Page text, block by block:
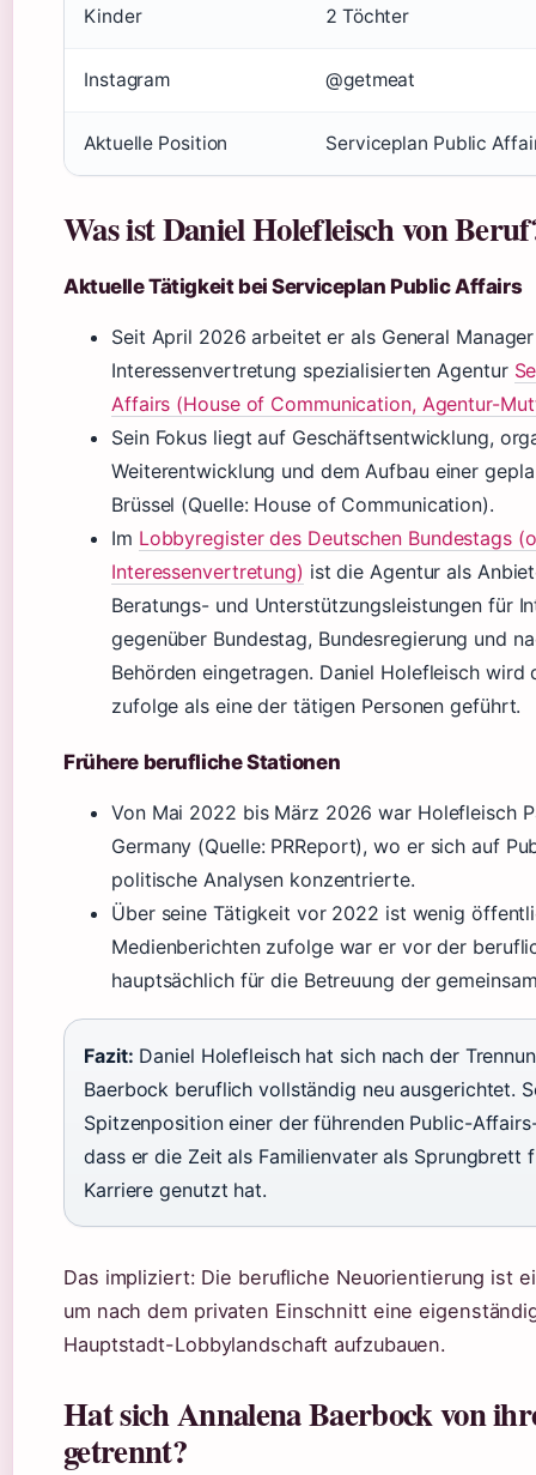
Kinder 2 Töchter
Instagram @getmeat
Aktuelle Position Serviceplan Public
Was ist Daniel Holefleisch von
Aktuelle Tätigkeit bei Serviceplan Public Affairs
Seit April 2026 arbeitet er als General
Interessenvertretung spezialisierten Agentur
Affairs (House of Communication, Agentur-
Sein Fokus liegt auf Geschäftsentwicklung,
Weiterentwicklung und dem Aufbau einer
Brüssel (Quelle: House of Communication).
Im Lobbyregister des Deutschen Bundestags
Interessenvertretung) ist die Agentur als
Beratungs- und Unterstützungsleistungen für
gegenüber Bundestag, Bundesregierung und
Behörden eingetragen. Daniel Holefleisch wird
zufolge als eine der tätigen Personen geführt.
Frühere berufliche Stationen
Von Mai 2022 bis März 2026 war Holefleisch
Germany (Quelle: PRReport), wo er sich auf
politische Analysen konzentrierte.
Über seine Tätigkeit vor 2022 ist wenig
Medienberichten zufolge war er vor der
hauptsächlich für die Betreuung der
Fazit: Daniel Holefleisch hat sich nach der
Baerbock beruflich vollständig neu ausgerichtet.
Spitzenposition einer der führenden Public-
dass er die Zeit als Familienvater als Sprungbrett
Karriere genutzt hat.
Das impliziert: Die berufliche Neuorientierung ist
um nach dem privaten Einschnitt eine
Hauptstadt-Lobbylandschaft aufzubauen.
Hat sich Annalena Baerbock von
getrennt?